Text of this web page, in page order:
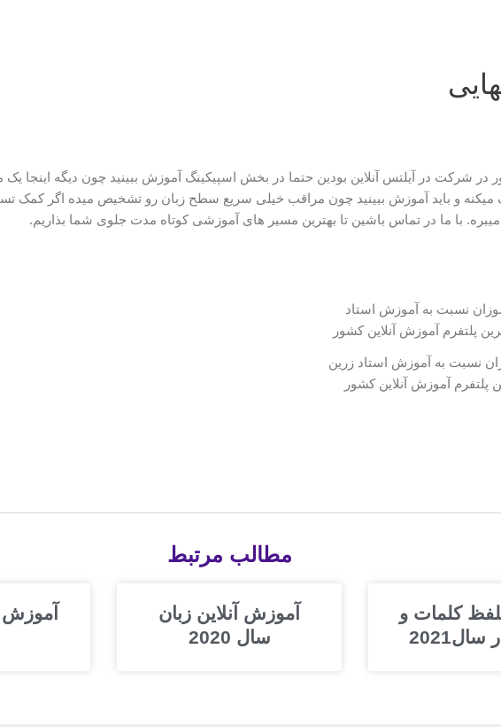
و باید آموزش ببینید چون مراقب خیلی سریع سطح زبان رو تشخیص میده اگر کمک
با ما در تماس باشین تا بهترین مسیر های آموزشی کوتاه مدت جلوی شما بذاریم.
نسبت به آموزش استاد زرین
پلتفرم آموزش آنلاین کشور
مطالب مرتبط
کلمات و
آموزش آنلاین زبان
سال 2020
آموزش